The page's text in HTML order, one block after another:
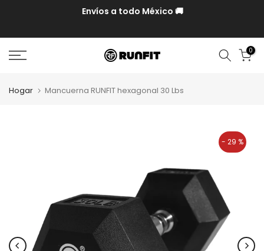
Envíos a todo México 🚚
0
Hogar Mancuerna RUNFIT hexagonal 30 Lbs
- 29 %